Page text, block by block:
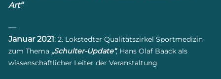
Art“
—
Januar 2021: 2. Lokstedter Qualitätszirkel Sportmedizin
zum Thema „Schulter-Update“, Hans Olaf Baack als
wissenschaftlicher Leiter der Veranstaltung